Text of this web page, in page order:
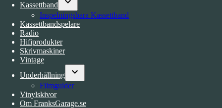
Kassettband
Open
dropdown
Inspelningsbara Kassettband
Kassettbandspelare
Radio
Hifiprodukter
Skrivmaskiner
Vintage
Underhållning
Open
menu
Filmguider
Vinylskivor
Om FranksGarage.se